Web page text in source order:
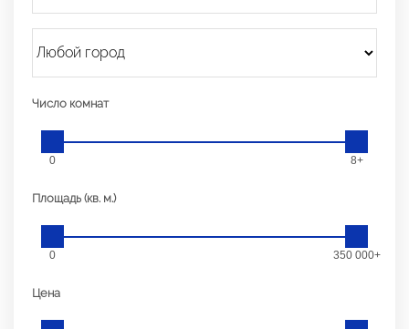
Число комнат
0 8+
Площадь (кв. м.)
0 350 000+
Цена